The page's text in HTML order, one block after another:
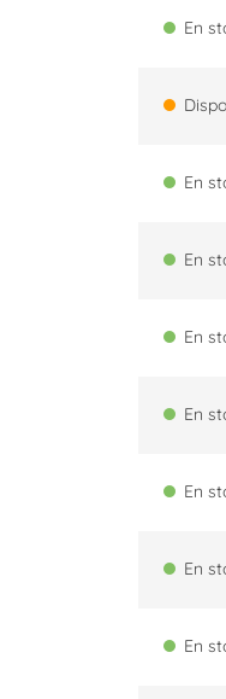
En
En
En
En
En
En
En
En